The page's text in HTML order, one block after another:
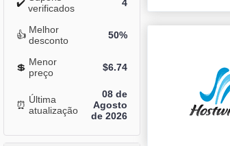
✔️ verificados
4
👍 Melhor
desconto
50%
💲 Menor
preço
$6.74
⏰ Última
atualização
08 de
Agosto
de 2026